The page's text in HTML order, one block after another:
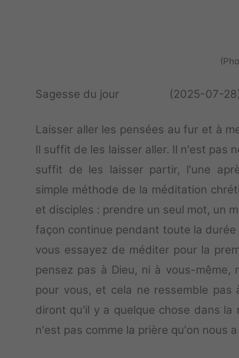
Sagesse du jour (2025-07-
Laisser aller les pensées au fur et à
Il suffit de les laisser aller. Il n'est pas
suffit de les laisser partir, l'une
simple méthode de la méditation
et disciples : prendre un seul mot, un
façon continue pendant toute la
vous essayez de méditer pour la
pensez pas à Dieu, ni à vous-
pour vous, et cela ne ressemble pas
diront qu'il y a quelque chose dans la
n'est pas comme la prière qu'on nous